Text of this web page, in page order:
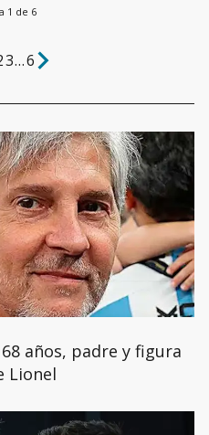
1 de 6
3...6
años, padre y figura
Lionel